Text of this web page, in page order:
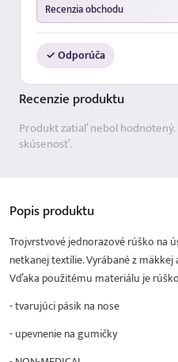
Recenzia obchodu
✓ Odporúča
Recenzie produktu
Produkt zatiaľ nebol
skúsenosť.
Popisproduktu
Trojvrstvové jednorazové rúško na
netkanej textílie. Vyrábané z
Vďaka použitému materiálu je
- tvarujúci pásik na nose
- upevnenie na gumičky